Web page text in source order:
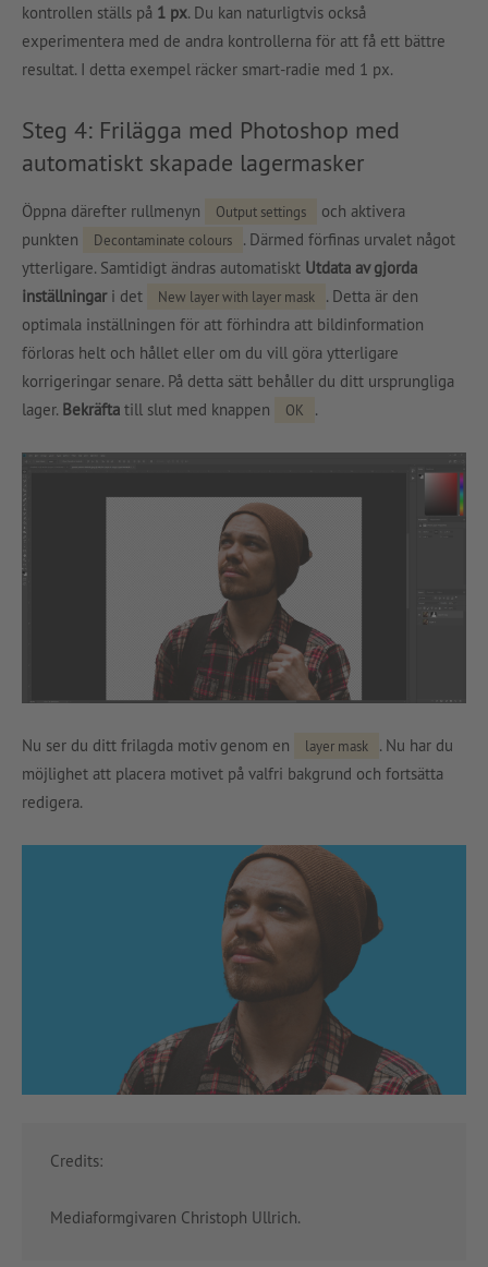
kontrollen ställs på 1 px. Du kan naturligtvis också
experimentera med de andra kontrollerna för att få ett bättre
resultat. I detta exempel räcker smart-radie med 1 px.
Steg 4: Frilägga med Photoshop med
automatiskt skapade lagermasker
Öppna därefter rullmenyn Output settings
och aktivera
punkten
Decontaminate colours
. Därmed förfinas urvalet något
ytterligare. Samtidigt ändras automatiskt Utdata av gjorda
inställningari det New layer with layer mask
. Detta är den
optimala inställningen för att förhindra att bildinformation
förloras helt och hållet eller om du vill göra ytterligare
korrigeringar senare. På detta sätt behåller du ditt ursprungliga
lager. Bekräfta till slut med knappen OK .
Nu ser du ditt frilagda motiv genom en layer mask
. Nu har du
möjlighet att placera motivet på valfri bakgrund och fortsätta
redigera.
Credits:
Mediaformgivaren Christoph Ullrich.